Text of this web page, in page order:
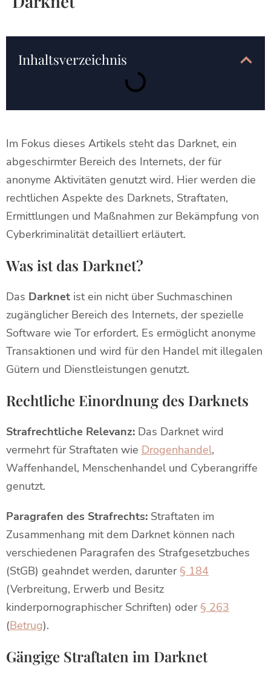
Inhaltsverzeichnis
Im Fokus dieses Artikels steht das Darknet, ein
abgeschirmter Bereich des Internets, der für
anonyme Aktivitäten genutzt wird. Hier werden die
rechtlichen Aspekte des Darknets, Straftaten,
Ermittlungen und Maßnahmen zur Bekämpfung von
Cyberkriminalität detailliert erläutert.
Was ist das Darknet?
Das Darknet ist ein nicht über Suchmaschinen
zugänglicher Bereich des Internets, der spezielle
Software wie Tor erfordert. Es ermöglicht anonyme
Transaktionen und wird für den Handel mit illegalen
Gütern und Dienstleistungen genutzt.
Rechtliche Einordnung des Darknets
Strafrechtliche Relevanz: Das Darknet wird
vermehrt für Straftaten wie Drogenhandel,
Waffenhandel, Menschenhandel und Cyberangriffe
genutzt.
Paragrafen des Strafrechts: Straftaten im
Zusammenhang mit dem Darknet können nach
verschiedenen Paragrafen des Strafgesetzbuches
(StGB) geahndet werden, darunter§ 184
(Verbreitung, Erwerb und Besitz
kinderpornographischer Schriften) oder§ 263
(Betrug).
Gängige Straftaten im Darknet